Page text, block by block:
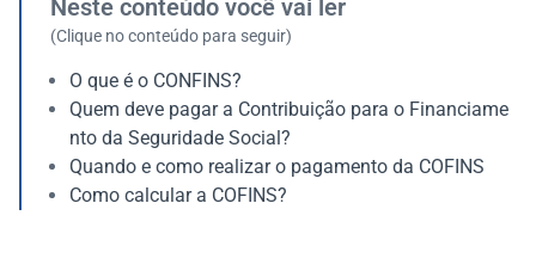
Neste conteúdo você vai ler
(Clique no conteúdo para seguir)
O que é o CONFINS?
Quem deve pagar a Contribuição para o Financiame
nto da Seguridade Social?
Quando e como realizar o pagamento da COFINS
Como calcular a COFINS?